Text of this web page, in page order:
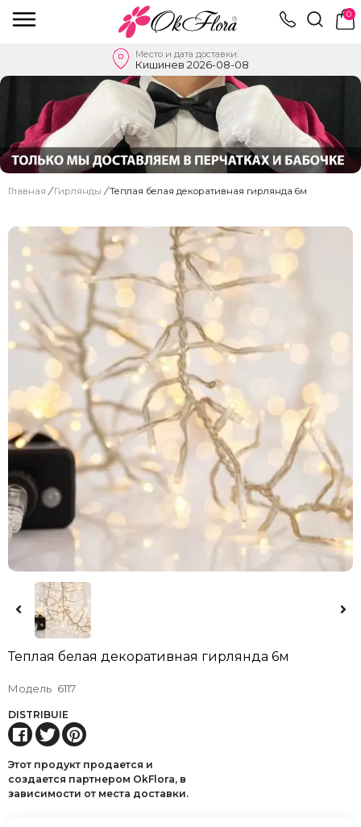
0
Место и дата доставки:
Кишинев 2026-08-08
Главная / Гирлянды / Теплая белая декоративная гирлянда 6м
Теплая белая декоративная гирлянда 6м
Модель 6117
DISTRIBUIE
Этот продукт продается и
создается партнером OkFlora, в
зависимости от места доставки.